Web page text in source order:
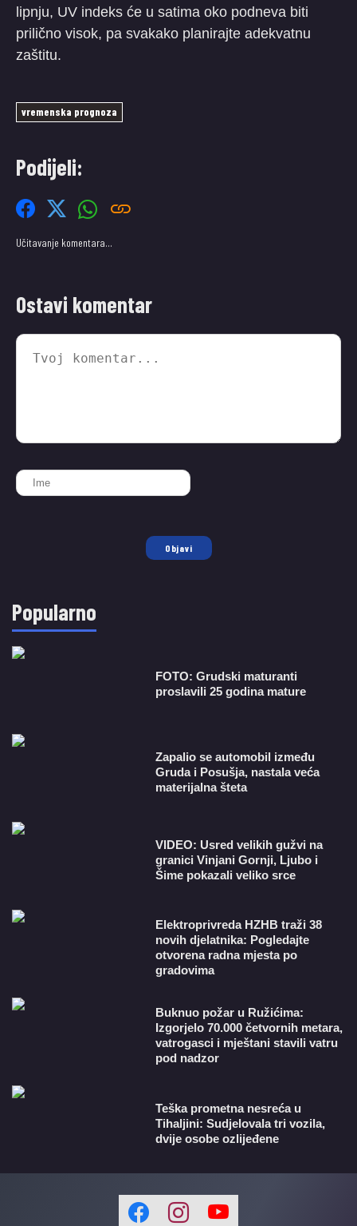
lipnju, UV indeks će u satima oko podneva biti
prilično visok, pa svakako planirajte adekvatnu
zaštitu.
vremenska prognoza
Podijeli:
Učitavanje komentara…
Ostavi komentar
Objavi
Popularno
FOTO: Grudski maturanti
proslavili 25 godina mature
Zapalio se automobil između
Gruda i Posušja, nastala veća
materijalna šteta
VIDEO: Usred velikih gužvi na
granici Vinjani Gornji, Ljubo i
Šime pokazali veliko srce
​Elektroprivreda HZHB traži 38
novih djelatnika: Pogledajte
otvorena radna mjesta po
gradovima
Buknuo požar u Ružićima:
Izgorjelo 70.000 četvornih metara,
vatrogasci i mještani stavili vatru
pod nadzor
Teška prometna nesreća u
Tihaljini: Sudjelovala tri vozila,
dvije osobe ozlijeđene